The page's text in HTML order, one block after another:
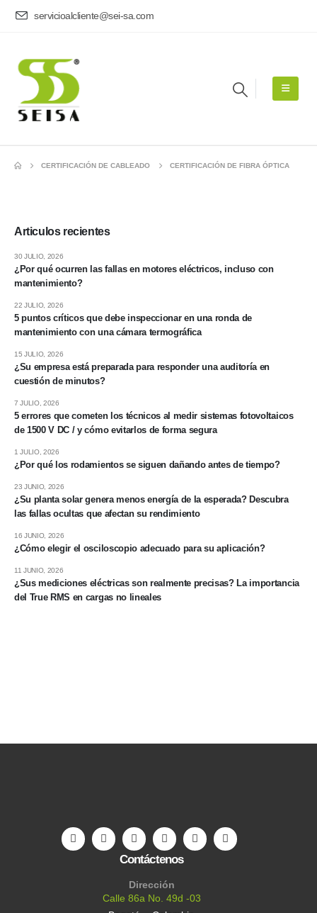
servicioalcliente@sei-sa.com
CERTIFICACIÓN DE CABLEADO CERTIFICACIÓN DE FIBRA ÓPTICA
Articulos recientes
¿Por qué ocurren las fallas en motores eléctricos, incluso con
mantenimiento?
30 JULIO, 2026
5 puntos críticos que debe inspeccionar en una ronda de
mantenimiento con una cámara termográfica
22 JULIO, 2026
¿Su empresa está preparada para responder una auditoría en
cuestión de minutos?
15 JULIO, 2026
5 errores que cometen los técnicos al medir sistemas fotovoltaicos
de 1500 V DC / y cómo evitarlos de forma segura
7 JULIO, 2026
¿Por qué los rodamientos se siguen dañando antes de tiempo?
1 JULIO, 2026
¿Su planta solar genera menos energía de la esperada? Descubra
las fallas ocultas que afectan su rendimiento
23 JUNIO, 2026
¿Cómo elegir el osciloscopio adecuado para su aplicación?
16 JUNIO, 2026
¿Sus mediciones eléctricas son realmente precisas? La importancia
del True RMS en cargas no lineales
11 JUNIO, 2026
Contáctenos
Dirección
Calle 86a No. 49d -03